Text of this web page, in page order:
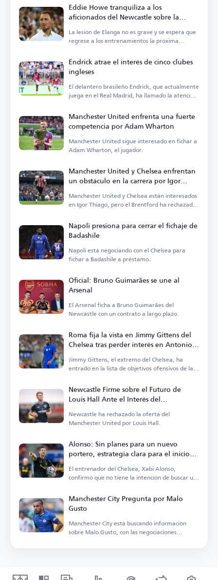
Eddie Howe tranquiliza a los
aficionados del Newcastle sobre la
lesión de Elanga
La lesión de Elanga no es grave y se espera que
regrese a los entrenamientos la próxima
Endrick atrae el interés de cinco clubes
ingleses
El delantero brasileño Endrick, que actualmente
juega en el Real Madrid, ha llamado la atención
Manchester United enfrenta una fuerte
competencia por Adam Wharton
Manchester United sigue interesado en fichar a
Adam Wharton, el jugador.
Manchester United y Chelsea enfrentan
un obstáculo en la carrera por Igor
Thiago
Manchester United y Chelsea están interesados
en Igor Thiago, pero el Brentford ha rechazado
Napoli presiona para cerrar el fichaje de
Badashile
Napoli está negociando con el Chelsea para
fichar a Badashile a préstamo.
Oficial: Bruno Guimarães se une al
Arsenal
El Arsenal ficha a Bruno Guimarães del
Newcastle con un contrato a largo plazo.
Roma fija la vista en Jimmy Gittens del
Chelsea tras perder interés en Antonio
Nusa
Jimmy Gittens, el extremo del Chelsea, ha
entrado en la lista de objetivos ofensivos de la
Newcastle Firme sobre el Futuro de
Louis Hall Ante el Interés del
Manchester United
Newcastle ha rechazado la oferta del
Manchester United por Louis Hall.
Alonso: Sin planes para un nuevo
portero, estrategia clara para el inicio
de la Premier League
El entrenador del Chelsea, Xabi Alonso,
confirmó que no tiene la intención de buscar un
Manchester City Pregunta por Malo
Gusto
Manchester City está buscando información
sobre Malo Gusto, con las negociaciones